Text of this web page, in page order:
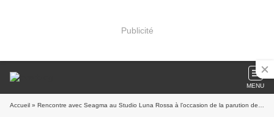
Publicité
MENU
Accueil » Rencontre avec Seagma au Studio Luna Rossa à l’occasion de la parution de « Freed From Desire » !